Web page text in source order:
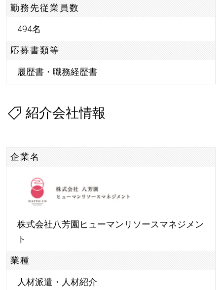
勤務先従業員数
494名
応募書類等
履歴書・職務経歴書
紹介会社情報
企業名
株式会社八芳園ヒューマンリソースマネジメン
ト
業種
人材派遣・人材紹介